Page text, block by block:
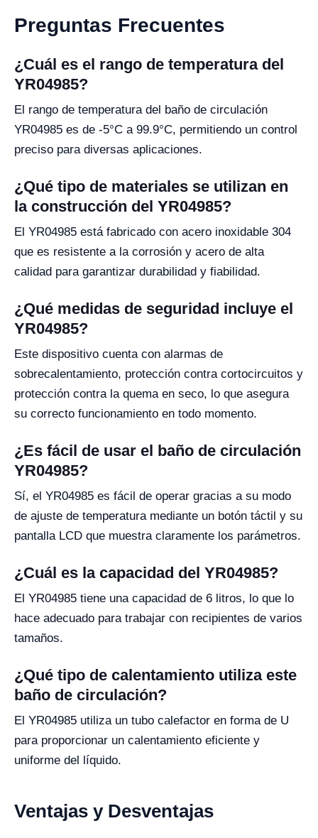
Preguntas Frecuentes
¿Cuál es el rango de temperatura del
YR04985?
El rango de temperatura del baño de circulación
YR04985 es de -5°C a 99.9°C, permitiendo un control
preciso para diversas aplicaciones.
¿Qué tipo de materiales se utilizan en
la construcción del YR04985?
El YR04985 está fabricado con acero inoxidable 304
que es resistente a la corrosión y acero de alta
calidad para garantizar durabilidad y fiabilidad.
¿Qué medidas de seguridad incluye el
YR04985?
Este dispositivo cuenta con alarmas de
sobrecalentamiento, protección contra cortocircuitos y
protección contra la quema en seco, lo que asegura
su correcto funcionamiento en todo momento.
¿Es fácil de usar el baño de circulación
YR04985?
Sí, el YR04985 es fácil de operar gracias a su modo
de ajuste de temperatura mediante un botón táctil y su
pantalla LCD que muestra claramente los parámetros.
¿Cuál es la capacidad del YR04985?
El YR04985 tiene una capacidad de 6 litros, lo que lo
hace adecuado para trabajar con recipientes de varios
tamaños.
¿Qué tipo de calentamiento utiliza este
baño de circulación?
El YR04985 utiliza un tubo calefactor en forma de U
para proporcionar un calentamiento eficiente y
uniforme del líquido.
Ventajas y Desventajas